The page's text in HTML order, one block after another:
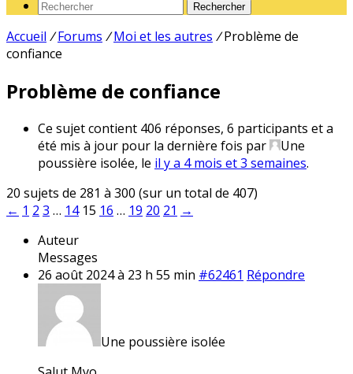
Rechercher
Accueil / Forums / Moi et les autres / Problème de
confiance
Problème de confiance
Ce sujet contient 406 réponses, 6 participants et a
été mis à jour pour la dernière fois par
Une
poussière isolée, le il y a 4 mois et 3 semaines.
20 sujets de 281 à 300 (sur un total de 407)
← 1 2 3 … 14 15 16 … 19 20 21 →
Auteur
Messages
26 août 2024 à 23 h 55 min #62461 Répondre
Une poussière isolée